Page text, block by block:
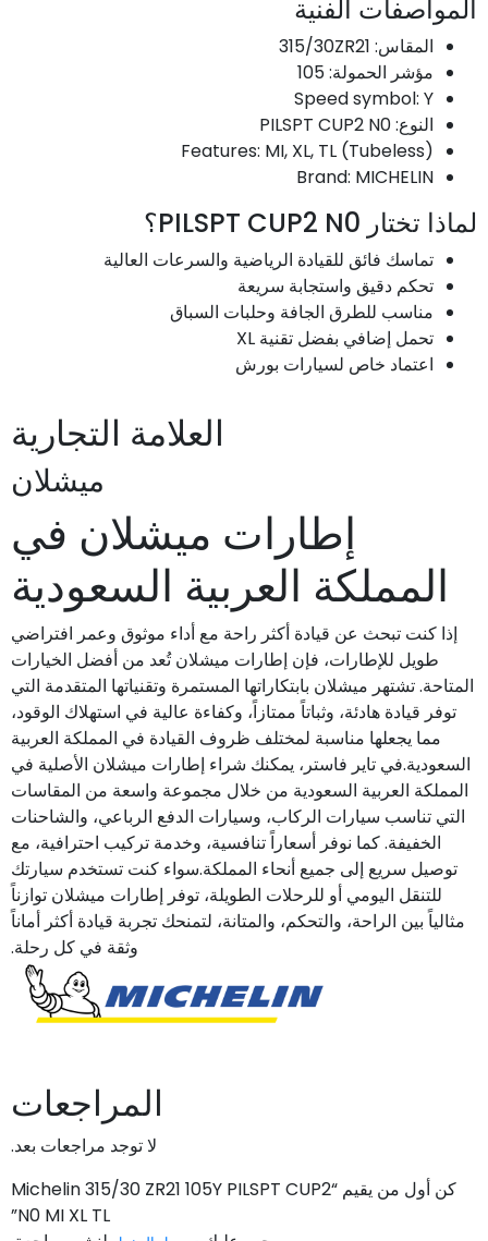
المواصفات الفنية
المقاس: 315/30ZR21
مؤشر الحمولة: 105
Speed symbol: Y
النوع: PILSPT CUP2 N0
Features: MI, XL, TL (Tubeless)
Brand: MICHELIN
لماذا تختار PILSPT CUP2 N0؟
تماسك فائق للقيادة الرياضية والسرعات العالية
تحكم دقيق واستجابة سريعة
مناسب للطرق الجافة وحلبات السباق
تحمل إضافي بفضل تقنية XL
اعتماد خاص لسيارات بورش
العلامة التجارية
ميشلان
إطارات ميشلان في
المملكة العربية السعودية
إذا كنت تبحث عن قيادة أكثر راحة مع أداء موثوق وعمر افتراضي
طويل للإطارات، فإن إطارات ميشلان تُعد من أفضل الخيارات
المتاحة. تشتهر ميشلان بابتكاراتها المستمرة وتقنياتها المتقدمة التي
توفر قيادة هادئة، وثباتاً ممتازاً، وكفاءة عالية في استهلاك الوقود،
مما يجعلها مناسبة لمختلف ظروف القيادة في المملكة العربية
السعودية.في تاير فاستر، يمكنك شراء إطارات ميشلان الأصلية في
المملكة العربية السعودية من خلال مجموعة واسعة من المقاسات
التي تناسب سيارات الركاب، وسيارات الدفع الرباعي، والشاحنات
الخفيفة. كما نوفر أسعاراً تنافسية، وخدمة تركيب احترافية، مع
توصيل سريع إلى جميع أنحاء المملكة.سواء كنت تستخدم سيارتك
للتنقل اليومي أو للرحلات الطويلة، توفر إطارات ميشلان توازناً
مثالياً بين الراحة، والتحكم، والمتانة، لتمنحك تجربة قيادة أكثر أماناً
وثقة في كل رحلة.
المراجعات
لا توجد مراجعات بعد.
كن أول من يقيم “Michelin 315/30 ZR21 105Y PILSPT CUP2
N0 MI XL TL”